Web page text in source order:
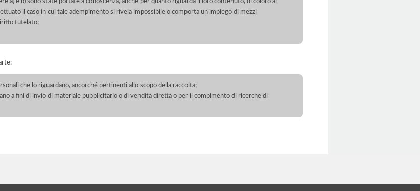
il caso in cui tale adempimento si rivela impossibile o comporta un impiego di mezzi
tutelato;
che lo riguardano, ancorché pertinenti allo scopo della raccolta;
a fini di invio di materiale pubblicitario o di vendita diretta o per il compimento di ricerche di